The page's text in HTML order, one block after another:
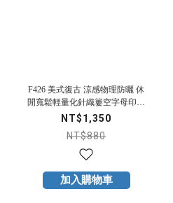
F426 美式復古 涼感物理防曬 休
閒寬鬆輕量化針織簍空字母印花
長袖衫
NT$1,350
NT$880
加入購物車